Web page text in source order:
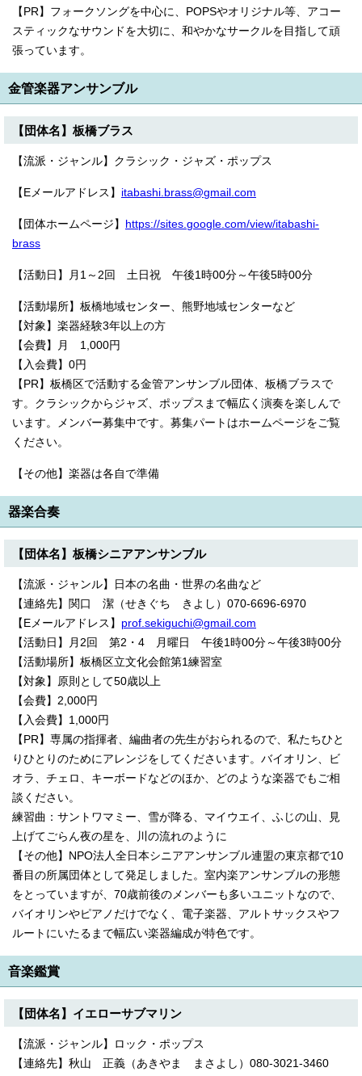
【PR】フォークソングを中心に、POPSやオリジナル等、アコー
スティックなサウンドを大切に、和やかなサークルを目指して頑
張っています。
金管楽器アンサンブル
【団体名】板橋ブラス
【流派・ジャンル】クラシック・ジャズ・ポップス
【Eメールアドレス】 itabashi.brass@gmail.com
【団体ホームページ】
https://sites.google.com/view/itabashi-
brass
【活動日】月1～2回 土日祝 午後1時00分～午後5時00分
【活動場所】板橋地域センター、熊野地域センターなど
【対象】楽器経験3年以上の方
【会費】月 1,000円
【入会費】0円
【PR】板橋区で活動する金管アンサンブル団体、板橋ブラスで
す。クラシックからジャズ、ポップスまで幅広く演奏を楽しんで
います。メンバー募集中です。募集パートはホームページをご覧
ください。
【その他】楽器は各自で準備
器楽合奏
【団体名】板橋シニアアンサンブル
【流派・ジャンル】日本の名曲・世界の名曲など
【連絡先】関口 潔（せきぐち きよし）070-6696-6970
【Eメールアドレス】 prof.sekiguchi@gmail.com
【活動日】月2回 第2・4 月曜日 午後1時00分～午後3時00分
【活動場所】板橋区立文化会館第1練習室
【対象】原則として50歳以上
【会費】2,000円
【入会費】1,000円
【PR】専属の指揮者、編曲者の先生がおられるので、私たちひと
りひとりのためにアレンジをしてくださいます。バイオリン、ビ
オラ、チェロ、キーボードなどのほか、どのような楽器でもご相
談ください。
練習曲：サントワマミー、雪が降る、マイウエイ、ふじの山、見
上げてごらん夜の星を、川の流れのように
【その他】NPO法人全日本シニアアンサンブル連盟の東京都で10
番目の所属団体として発足しました。室内楽アンサンブルの形態
をとっていますが、70歳前後のメンバーも多いユニットなので、
バイオリンやピアノだけでなく、電子楽器、アルトサックスやフ
ルートにいたるまで幅広い楽器編成が特色です。
音楽鑑賞
【団体名】イエローサブマリン
【流派・ジャンル】ロック・ポップス
【連絡先】秋山 正義（あきやま まさよし）080-3021-3460